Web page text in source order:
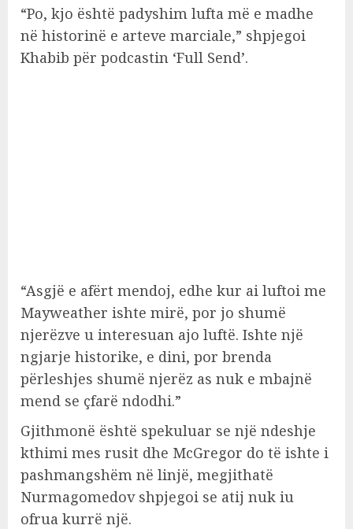
“Po, kjo është padyshim lufta më e madhe
në historinë e arteve marciale,” shpjegoi
Khabib për podcastin ‘Full Send’.
“Asgjë e afërt mendoj, edhe kur ai luftoi me
Mayweather ishte mirë, por jo shumë
njerëzve u interesuan ajo luftë. Ishte një
ngjarje historike, e dini, por brenda
përleshjes shumë njerëz as nuk e mbajnë
mend se çfarë ndodhi.”
Gjithmonë është spekuluar se një ndeshje
kthimi mes rusit dhe McGregor do të ishte i
pashmangshëm në linjë, megjithatë
Nurmagomedov shpjegoi se atij nuk iu
ofrua kurrë një.